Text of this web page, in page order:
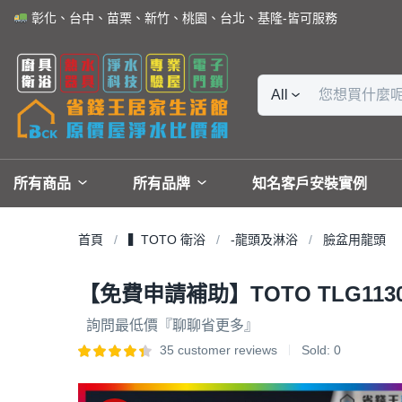
彰化、台中、苗栗、新竹、桃園、台北、基隆-皆可服務
All
所有商品 所有品牌 知名客戶安裝實例
首頁 ▍TOTO 衛浴 -龍頭及淋浴 臉盆用龍頭
【免費申請補助】TOTO
詢問最低價『聊聊省更多』
35 customer reviews Sold: 0